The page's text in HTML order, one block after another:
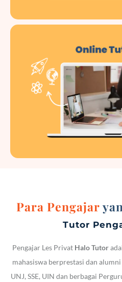
Para Pengajar
Tutor
Pengajar Les Privat Halo Tutor
mahasiswa berprestasi dan alumni
UNJ, SSE, UIN dan berbagai